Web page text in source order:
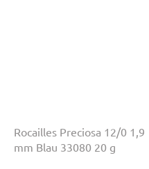
Rocailles Preciosa 12/0 1,9
mm Blau 33080 20 g